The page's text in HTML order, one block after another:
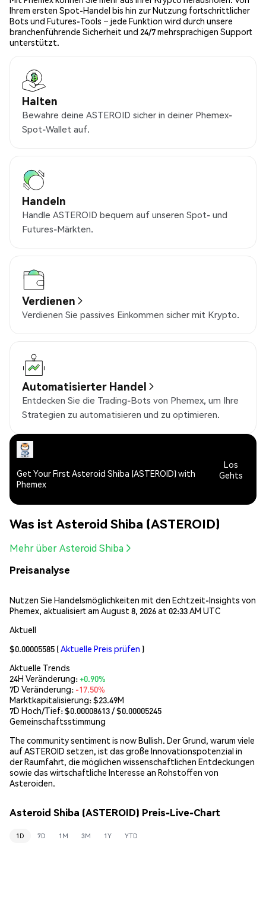
Ihrem ersten Spot-Handel bis hin zur Nutzung fortschrittlicher
Bots und Futures-Tools – jede Funktion wird durch unsere
branchenführende Sicherheit und 24/7 mehrsprachigen Support
unterstützt.
Halten
Bewahre deine ASTEROID sicher in deiner Phemex-
Spot-Wallet auf.
Handeln
Handle ASTEROID bequem auf unseren Spot- und
Futures-Märkten.
Verdienen
Verdienen Sie passives Einkommen sicher mit Krypto.
Automatisierter Handel
Entdecken Sie die Trading-Bots von Phemex, um Ihre
Strategien zu automatisieren und zu optimieren.
Get Your First Asteroid Shiba (ASTEROID) with
Phemex
Los
Gehts
Was ist Asteroid Shiba (ASTEROID)
Mehr über Asteroid Shiba
Preisanalyse
Nutzen Sie Handelsmöglichkeiten mit den Echtzeit-Insights von
Phemex, aktualisiert am August 8, 2026 at 02:33 AM UTC
Aktuell
$0.00005585 (Aktuelle Preis prüfen )
Aktuelle Trends
24H Veränderung:+0.90%
7D Veränderung: -17.50%
Marktkapitalisierung:$23.49M
7D Hoch/Tief: $0.00008613/ $0.00005245
Gemeinschaftsstimmung
The community sentiment is now Bullish. Der Grund, warum viele
auf ASTEROID setzen, ist das große Innovationspotenzial in
der Raumfahrt, die möglichen wissenschaftlichen Entdeckungen
sowie das wirtschaftliche Interesse an Rohstoffen von
Asteroiden.
Asteroid Shiba (ASTEROID) Preis-Live-Chart
1D 7D 1M 3M 1Y YTD